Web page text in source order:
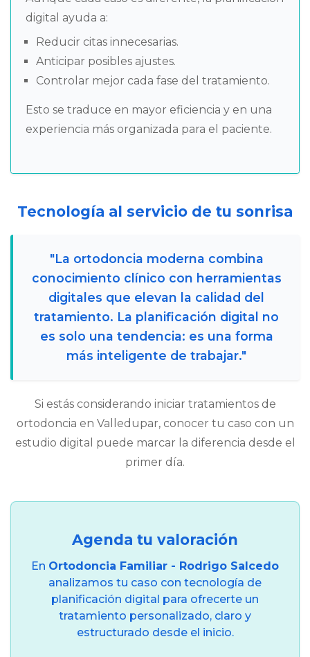
digital ayuda a:
Reducir citas innecesarias.
Anticipar posibles ajustes.
Controlar mejor cada fase del tratamiento.
Esto se traduce en mayor eficiencia y en una
experiencia más organizada para el paciente.
Tecnología al servicio de tu sonrisa
"La ortodoncia moderna combina
conocimiento clínico con herramientas
digitales que elevan la calidad del
tratamiento. La planificación digital no
es solo una tendencia: es una forma
más inteligente de trabajar."
Si estás considerando iniciar tratamientos de
ortodoncia en Valledupar, conocer tu caso con un
estudio digital puede marcar la diferencia desde el
primer día.
Agenda tu valoración
En Ortodoncia Familiar - Rodrigo Salcedo
analizamos tu caso con tecnología de
planificación digital para ofrecerte un
tratamiento personalizado, claro y
estructurado desde el inicio.